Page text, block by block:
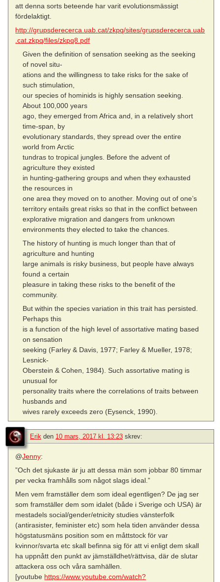
att denna sorts beteende har varit evolutionsmässigt
fördelaktigt.
http://grupsderecerca.uab.cat/zkpq/sites/grupsderecerca.uab
.cat.zkpq/files/zkpq8.pdf
Given the definition of sensation seeking as the seeking
of novel situ-
ations and the willingness to take risks for the sake of
such stimulation,
our species of hominids is highly sensation seeking.
About 100,000 years
ago, they emerged from Africa and, in a relatively short
time-span, by
evolutionary standards, they spread over the entire
world from Arctic
tundras to tropical jungles. Before the advent of
agriculture they existed
in hunting-gathering groups and when they exhausted
the resources in
one area they moved on to another. Moving out of one’s
territory entails great risks so that in the conflict between
explorative migration and dangers from unknown
environments they elected to take the chances.
The history of hunting is much longer than that of
agriculture and hunting
large animals is risky business, but people have always
found a certain
pleasure in taking these risks to the benefit of the
community.
But within the species variation in this trait has persisted.
Perhaps this
is a function of the high level of assortative mating based
on sensation
seeking (Farley & Davis, 1977; Farley & Mueller, 1978;
Lesnick-
Oberstein & Cohen, 1984). Such assortative mating is
unusual for
personality traits where the correlations of traits between
husbands and
wives rarely exceeds zero (Eysenck, 1990).
Erik den 10 mars, 2017 kl. 13:23 skrev:
@Jenny:
”Och det sjukaste är ju att dessa män som jobbar 80 timmar
per vecka framhålls som något slags ideal.”
Men vem framställer dem som ideal egentligen? De jag ser
som framställer dem som idalet (både i Sverige och USA) är
mestadels social/gender/etnicity studies vänsterfolk
(antirasister, feminister etc) som hela tiden använder dessa
högstatusmäns position som en måttstock för var
kvinnor/svarta etc skall befinna sig för att vi enligt dem skall
ha uppnått den punkt av jämställdhet/rättvisa, där de slutar
attackera oss och våra samhällen.
[youtube https://www.youtube.com/watch?